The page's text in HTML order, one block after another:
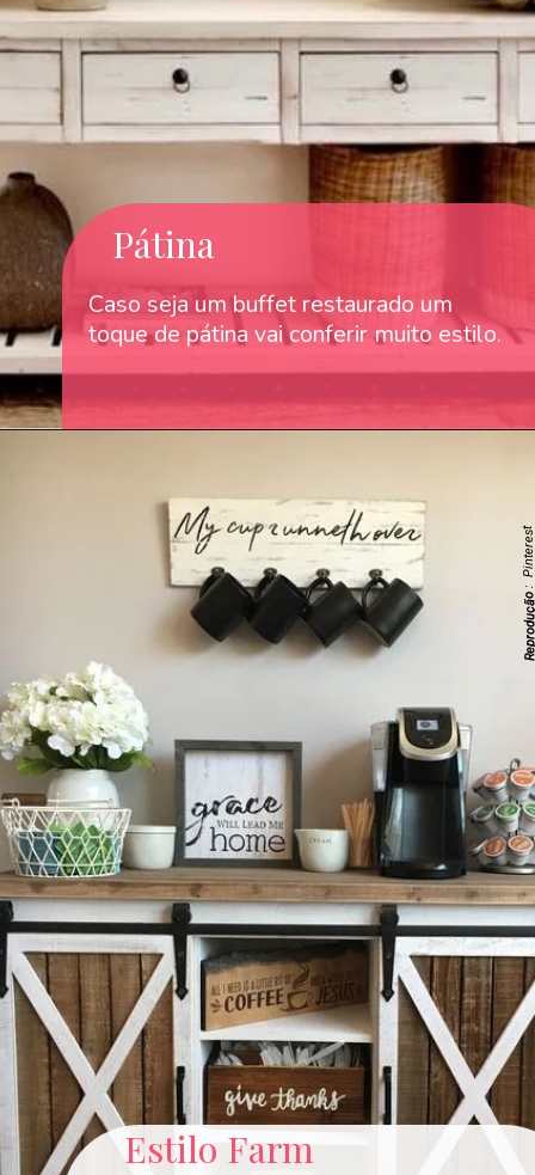
Pátina
Caso seja um buffet restaurado um
toque de pátina vai conferir muito estilo.
Estilo Farm
: